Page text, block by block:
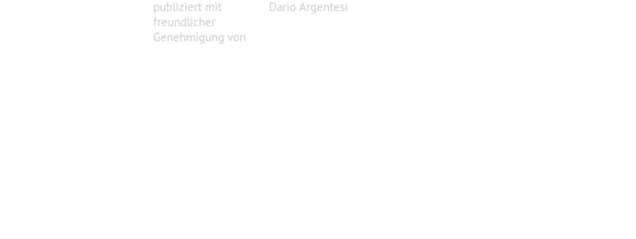
publiziert mit
freundlicher
Genehmigung von
Dario Argentesi